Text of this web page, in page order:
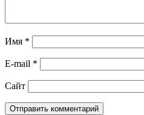
Имя *
E-mail *
Сайт